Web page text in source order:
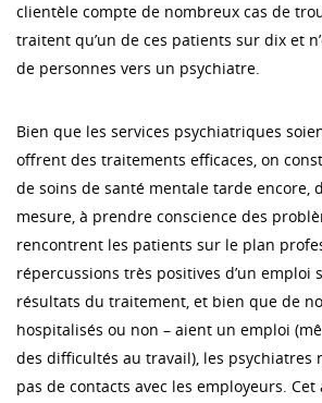
clientèle compte de nombreux cas de
traitent qu’un de ces patients sur dix et
de personnes vers un psychiatre.
Bien que les services psychiatriques
offrent des traitements efficaces, on
de soins de santé mentale tarde encore,
mesure, à prendre conscience des
rencontrent les patients sur le plan
répercussions très positives d’un emploi
résultats du traitement, et bien que de
hospitalisés ou non – aient un emploi
des difficultés au travail), les psychiatres
pas de contacts avec les employeurs.